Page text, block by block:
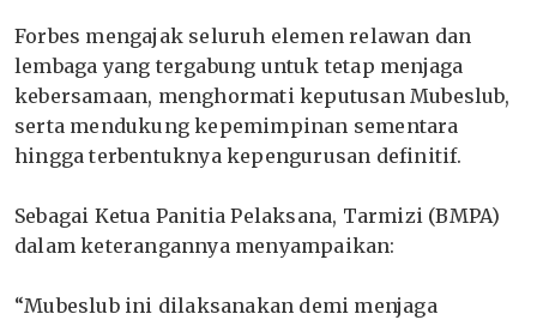
‎Forbes mengajak seluruh elemen relawan dan
lembaga yang tergabung untuk tetap menjaga
kebersamaan, menghormati keputusan Mubeslub,
serta mendukung kepemimpinan sementara
hingga terbentuknya kepengurusan definitif.
‎Sebagai Ketua Panitia Pelaksana, Tarmizi (BMPA)
dalam keterangannya menyampaikan:
‎“Mubeslub ini dilaksanakan demi menjaga